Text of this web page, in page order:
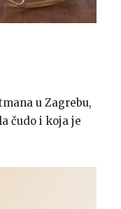
u Zagrebu,
čudo i koja je